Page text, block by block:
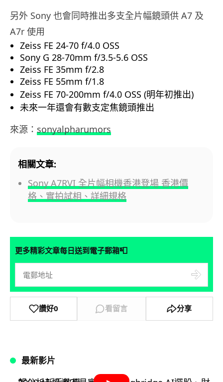
另外 Sony 也會同時推出多支全片幅鏡頭供 A7 及
A7r 使用
Zeiss FE 24-70 f/4.0 OSS
Sony G 28-70mm f/3.5-5.6 OSS
Zeiss FE 35mm f/2.8
Zeiss FE 55mm f/1.8
Zeiss FE 70-200mm f/4.0 OSS (明年初推出)
未來一年還會有數支定焦鏡頭推出
來源： sonyalpharumors
相關文章:
Sony A7RVI 全片幅相機香港登場 香港價
格、實拍試相、詳細規格
更多精彩文章每日送到電子郵箱📮
讚好0 看留言 分享
最新影片